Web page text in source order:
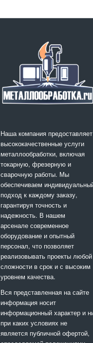
Наша компания предоставляет
высококачественные услуги
металлообработки, включая
токарную, фрезерную и
сварочную работы. Мы
обеспечиваем
подход к каждому заказу,
гарантируя точность и
надежность. В нашем
арсенале современное
оборудование и опытный
персонал, что позволяет
реализовывать проекты любой
сложности в срок и с высоким
уровнем качества.
Вся представленная на сайте
информация носит
информационный характер и
при каких условиях не
является публичной офертой,